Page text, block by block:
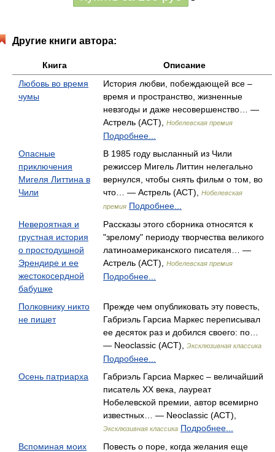
Другие книги автора:
Книга
Описание
Любовь во время
чумы
История любви, побеждающей все –
время и пространство, жизненные
невзгоды и даже несовершенство… —
Астрель (АСТ),
Нобелевская премия
Подробнее...
Опасные
приключения
Мигеля Литтина в
Чили
В 1985 году высланный из Чили
режиссер Мигель Литтин нелегально
вернулся, чтобы снять фильм о том, во
что… — Астрель (АСТ),
Нобелевская
премия Подробнее...
Невероятная и
грустная история
о простодушной
Эрендире и ее
жестокосердной
бабушке
Рассказы этого сборника относятся к
"зрелому" периоду творчества великого
латиноамериканского писателя… —
Астрель (АСТ),
Нобелевская премия
Подробнее...
Полковнику никто
не пишет
Прежде чем опубликовать эту повесть,
Габриэль Гарсиа Маркес переписывал
ее десяток раз и добился своего: по…
— Neoclassic (АСТ),
Эксклюзивная классика
Подробнее...
Осень патриарха
Габриэль Гарсиа Маркес – величайший
писатель ХХ века, лауреат
Нобелевской премии, автор всемирно
известных… — Neoclassic (АСТ),
Эксклюзивная классика Подробнее...
Вспоминая моих
Повесть о поре, когда желания еще